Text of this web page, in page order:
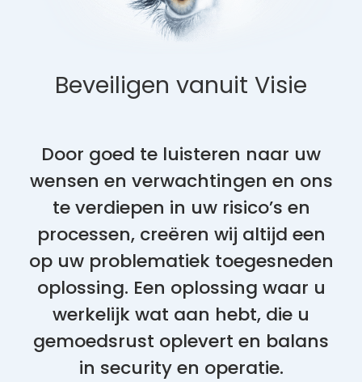
Beveiligen vanuit Visie
Door goed te luisteren naar uw
wensen en verwachtingen en ons
te verdiepen in uw risico’s en
processen, creëren wij altijd een
op uw problematiek toegesneden
oplossing. Een oplossing waar u
werkelijk wat aan hebt, die u
gemoedsrust oplevert en balans
in security en operatie.